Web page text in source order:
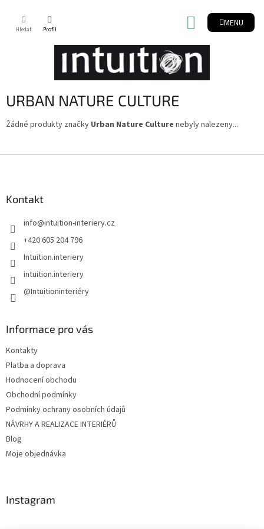
obsah
NÁKUPNÍ
KOŠÍK
URBAN NATURE CULTURE
Žádné produkty značky Urban Nature Culture nebyly nalezeny...
Kontakt
info@intuition-interiery.cz
+420 605 204 796
Intuition.interiery
intuition.interiery
@Intuitioninteriéry
Informace pro vás
Kontakty
Platba a doprava
Hodnocení obchodu
Obchodní podmínky
Podmínky ochrany osobních údajů
NÁVRHY A REALIZACE INTERIÉRŮ
Blog
Moje objednávka
Instagram